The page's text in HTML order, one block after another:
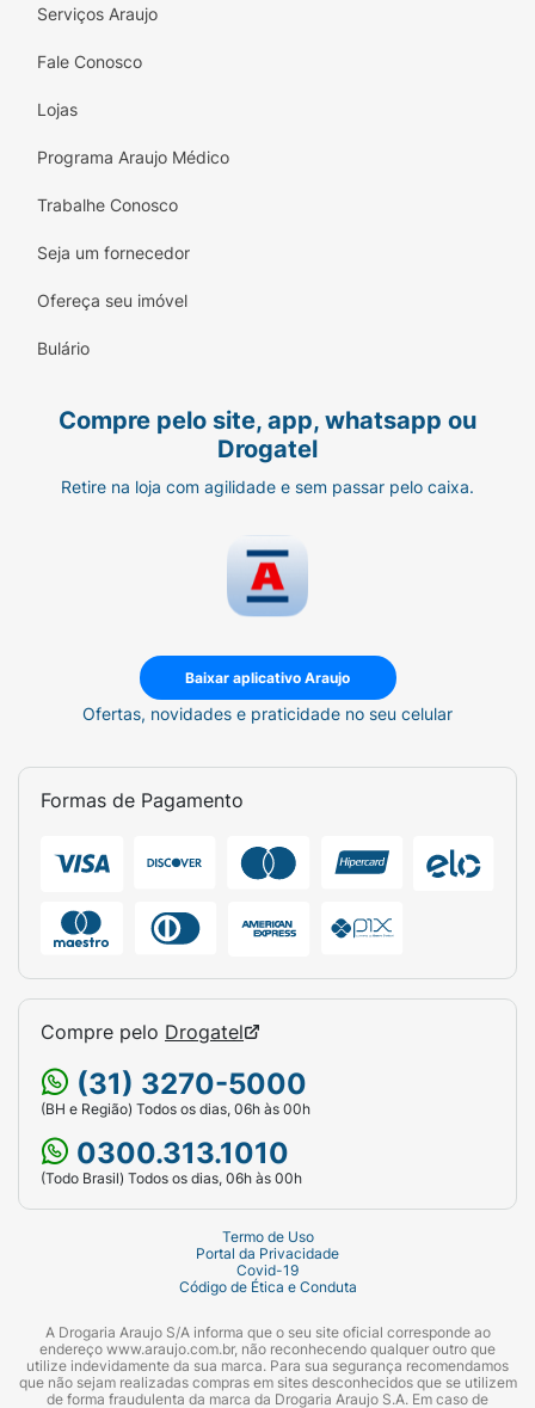
Serviços Araujo
Fale Conosco
Lojas
Programa Araujo Médico
Trabalhe Conosco
Seja um fornecedor
Ofereça seu imóvel
Bulário
Compre pelo site, app, whatsapp ou
Drogatel
Retire na loja com agilidade e sem passar pelo caixa.
Baixar aplicativo Araujo
Ofertas, novidades e praticidade no seu celular
Formas de Pagamento
Compre pelo Drogatel
(31) 3270-5000
(BH e Região) Todos os dias, 06h às 00h
0300.313.1010
(Todo Brasil) Todos os dias, 06h às 00h
Termo de Uso
Portal da Privacidade
Covid-19
Código de Ética e Conduta
A Drogaria Araujo S/A informa que o seu site oficial corresponde ao
endereço www.araujo.com.br, não reconhecendo qualquer outro que
utilize indevidamente da sua marca. Para sua segurança recomendamos
que não sejam realizadas compras em sites desconhecidos que se utilizem
de forma fraudulenta da marca da Drogaria Araujo S.A. Em caso de